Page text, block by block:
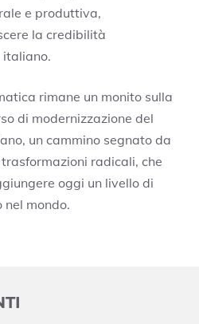
e produttiva,
la credibilità
italiano.
rimane un monito sulla
di modernizzazione del
un cammino segnato da
radicali, che
oggi un livello di
nel mondo.